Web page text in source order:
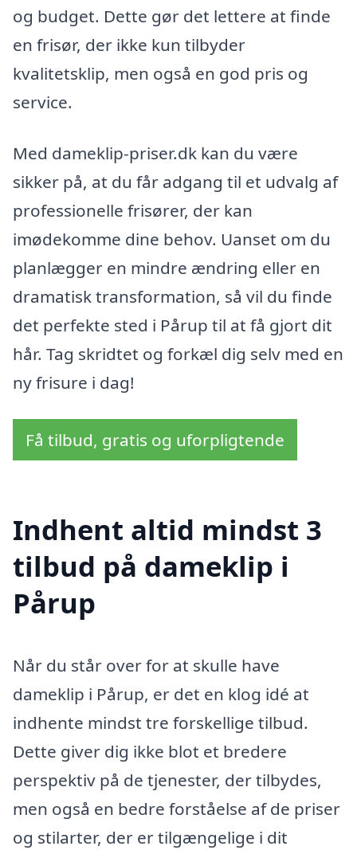
og budget. Dette gør det lettere at finde
en frisør, der ikke kun tilbyder
kvalitetsklip, men også en god pris og
service.
Med dameklip-priser.dk kan du være
sikker på, at du får adgang til et udvalg af
professionelle frisører, der kan
imødekomme dine behov. Uanset om du
planlægger en mindre ændring eller en
dramatisk transformation, så vil du finde
det perfekte sted i Pårup til at få gjort dit
hår. Tag skridtet og forkæl dig selv med en
ny frisure i dag!
Få tilbud, gratis og uforpligtende
Indhent altid mindst 3
tilbud på dameklip i
Pårup
Når du står over for at skulle have
dameklip i Pårup, er det en klog idé at
indhente mindst tre forskellige tilbud.
Dette giver dig ikke blot et bredere
perspektiv på de tjenester, der tilbydes,
men også en bedre forståelse af de priser
og stilarter, der er tilgængelige i dit